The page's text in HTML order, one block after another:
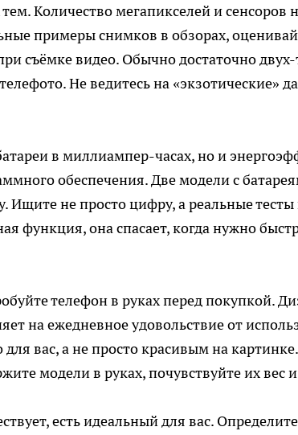
Количество мегапикселей и сенсоров
примеры снимков в обзорах,
съёмке видео. Обычно достаточно
Не ведитесь на «экзотические»
в миллиампер-часах, но и
обеспечения. Две модели с
не просто цифру, а реальные
функция, она спасает, когда нужно
телефон в руках перед покупкой.
на ежедневное удовольствие от
вас, а не просто красивым на картинке.
модели в руках, почувствуйте их вес
есть идеальный для вас.